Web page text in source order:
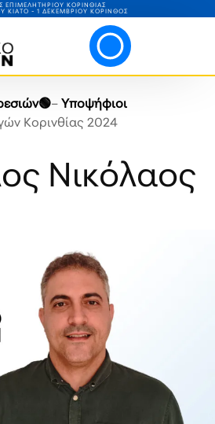
ΕΠΙΜΕΛΗΤΗΡΙΟΥ ΚΟΡΙΝΘΙΑΣ
ΚΙΑΤΟ - 1 ΔΕΚΕΜΒΡΙΟΥ ΚΟΡΙΝΘΟΣ
– Υποψήφιοι
Κορινθίας 2024
Νικόλαος